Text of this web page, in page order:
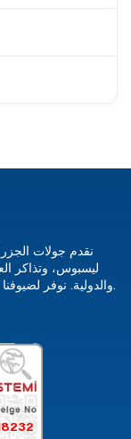
ليسبوس، وتذاكر
والدولية. نوفر لضيوفنا تجارب سفر مريحة ومنظمة مع شركائنا الموثوقين.